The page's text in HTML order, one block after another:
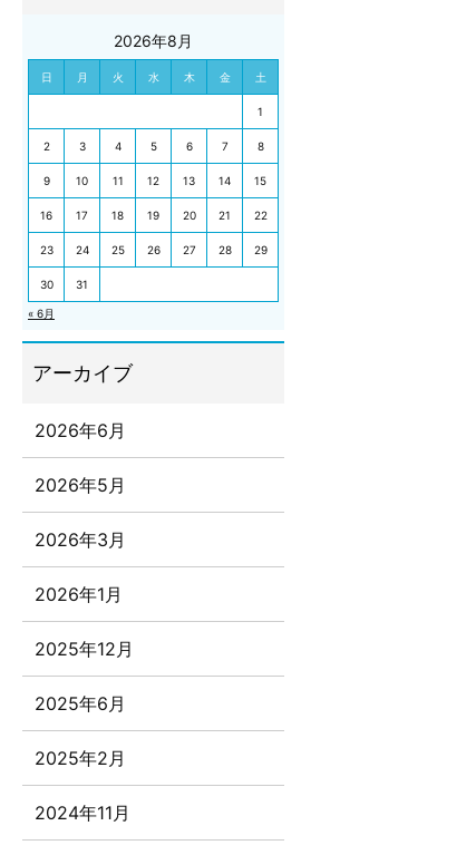
2026年8月
日 月 火 水 木 金 土
1
2 3 4 5 6 7 8
9 10 11 12 13 14 15
16 17 18 19 20 21 22
23 24 25 26 27 28 29
30 31
« 6月
2026年6月
2026年5月
2026年3月
2026年1月
2025年12月
2025年6月
2025年2月
2024年11月